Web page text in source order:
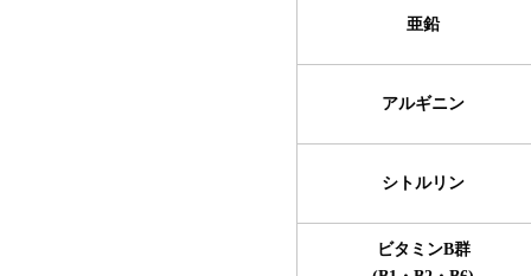
亜鉛
アルギニン
シトルリン
ビタミンB群